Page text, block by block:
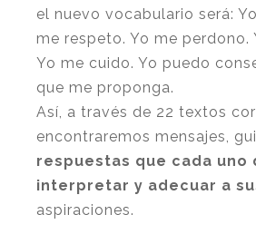
el nuevo vocabulario será:
me respeto. Yo me perdono.
Yo me cuido. Yo puedo
que me proponga.
Así, a través de 22 textos
encontraremos mensajes,
respuestas que cada uno
interpretar y adecuar a
aspiraciones.